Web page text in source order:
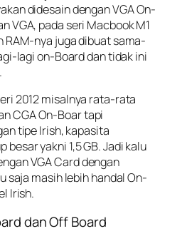
didesain dengan VGA On-
VGA, pada seri Macbook M1
RAM-nya juga dibuat sama-
lagi on-Board dan tidak ini
2012 misalnya rata-rata
CGA On-Boar tapi
tipe Irish, kapasita
besar yakni 1,5 GB. Jadi kalu
VGA Card dengan
saja masih lebih handal On-
Irish.
dan Off Board